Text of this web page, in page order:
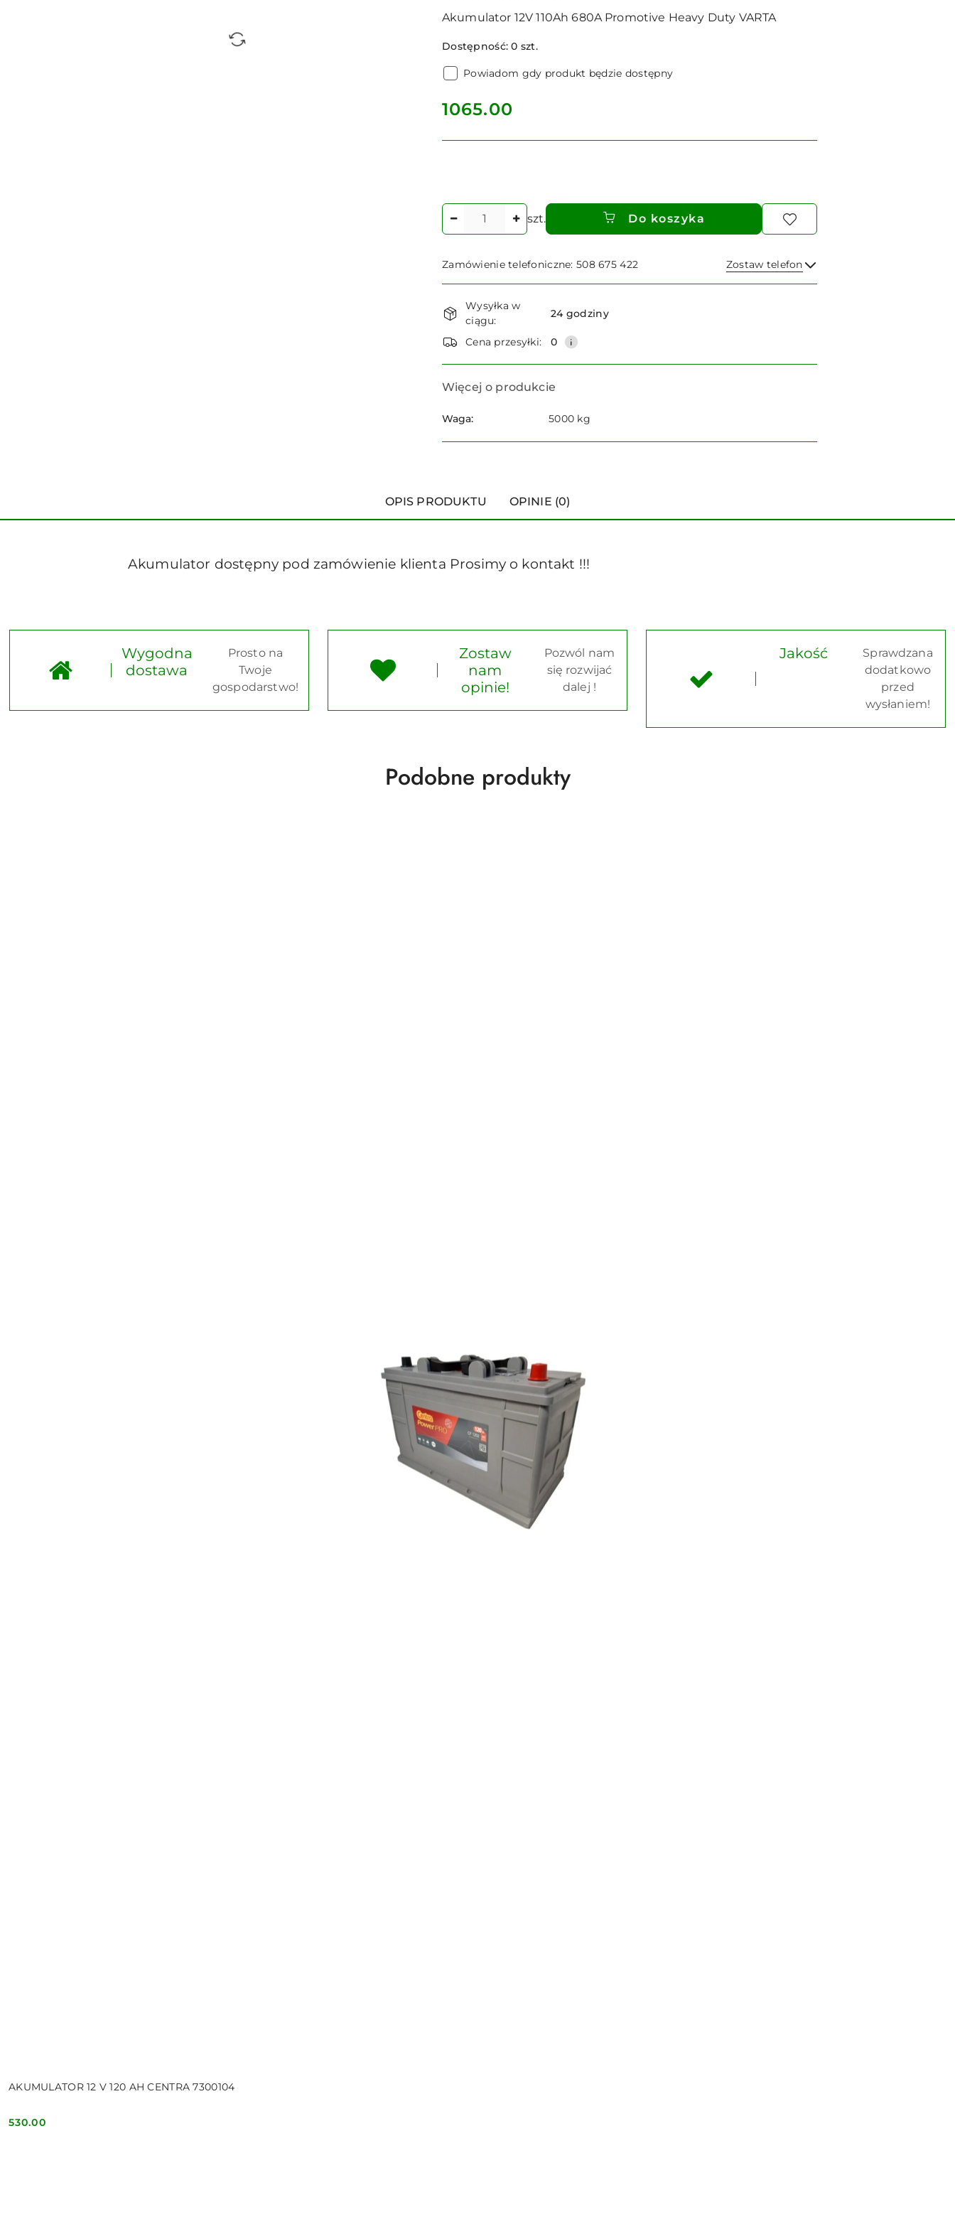
Akumulator 12V 110Ah 680A Promotive Heavy Duty VARTA
Dostępność:0 szt.
Powiadom gdy produkt będzie dostępny
cena:
1065.00
Ilość
szt. Do koszyka
Zamówienie telefoniczne: 508 675 422 Zostaw telefon
Wyślij
Dostępność
i
dostawa
Wysyłka w
ciągu:
24 godziny
Cena przesyłki: 0
Więcej o produkcie
Waga: 5000 kg
OPIS PRODUKTU OPINIE (0)
Akumulator dostępny pod zamówienie klienta Prosimy o kontakt !!!
Wygodna
dostawa
Prosto na
Twoje
gospodarstwo!
Zostaw
nam
opinie!
Pozwól nam
się rozwijać
dalej !
Jakość
Sprawdzana
dodatkowo
przed
wysłaniem!
Produkty
Podobne produkty
AKUMULATOR 12 V 120 AH CENTRA 7300104
Cena:
530.00